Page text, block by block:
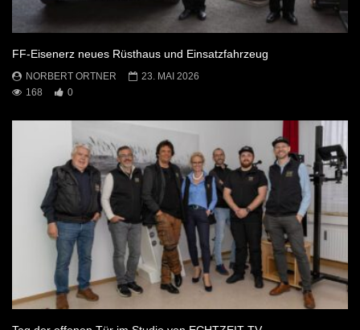
FF-Eisenerz neues Rüsthaus und Einsatzfahrzeug
NORBERT ORTNER
23. MAI 2026
168
0